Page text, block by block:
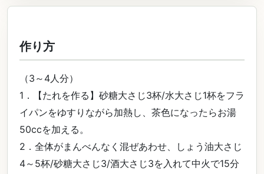
作り方
（3～4人分）
1．【たれを作る】砂糖大さじ3杯/水大さじ1杯をフラ
イパンをゆすりながら加熱し、茶色になったらお湯
50ccを加える。
2．全体がまんべんなく混ぜあわせ、しょう油大さじ
4～5杯/砂糖大さじ3/酒大さじ3を入れて中火で15分